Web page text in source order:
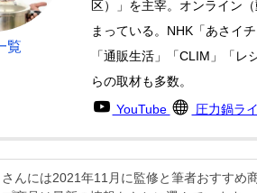
覧
区）」を主宰。オンライン
まっている。NHK「あさイ
「通販生活」「CLIM」「
らの取材も多数。
YouTube
圧力鍋ラ
んには2021年11月に監修と筆者おすすめ